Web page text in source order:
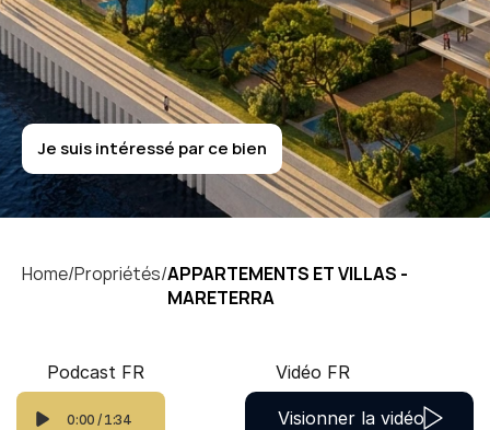
Mareterra
APPARTEMENTSET
VILLAS-MARETERRA
Je suis intéressé par ce bien
Home/Propriétés/APPARTEMENTS ET VILLAS -
MARETERRA
Podcast FR
0:00 / 1:34
Vidéo FR
Visionner la vidéo